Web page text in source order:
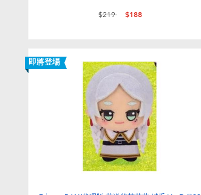
價格從
$219至 $188
即將登場